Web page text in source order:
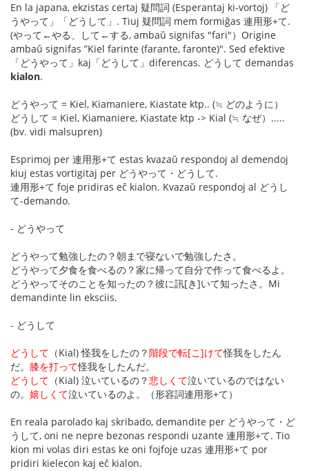
En la japana, ekzistas certaj 疑問詞 (Esperantaj ki-vortoj) 「ど
うやって」「どうして」. Tiuj 疑問詞 mem formiĝas 連用形+て.
(やって←やる、して←する, ambaŭ signifas "fari"）Origine
ambaŭ signifas ”Kiel farinte (farante, faronte)". Sed efektive
「どうやって」kaj「どうして」diferencas. どうして demandas
kialon.
どうやって = Kiel, Kiamaniere, Kiastate ktp.. (≒ どのように）
どうして = Kiel, Kiamaniere, Kiastate ktp -> Kial (≒ なぜ）.....
(bv. vidi malsupren)
Esprimoj per 連用形+て estas kvazaŭ respondoj al demendoj
kiuj estas vortigitaj per どうやって・どうして.
連用形+て foje pridiras eĉ kialon. Kvazaŭ respondoj al どうし
て-demando.
- どうやって
どうやって勉強したの？朝まで寝ないで勉強したさ。
どうやって夕食を食べるの？家に帰って自分で作って食べるよ。
どうやってそのことを知ったの？彼に訊[き]いて知ったさ。Mi
demandinte lin eksciis.
- どうして
どうして （Kial) 怪我をしたの？階段で転[こ]けて怪我をしたん
だ。 膝を打って怪我をしたんだ。
どうして （Kial) 泣いているの？悲しくて泣いているのではない
の。 嬉しくて泣いているのよ。（形容詞連用形+て）
En reala parolado kaj skribado, demandite per どうやって・ど
うして, oni ne nepre bezonas respondi uzante 連用形+て. Tio
kion mi volas diri estas ke oni fojfoje uzas 連用形+て por
pridiri kielecon kaj eĉ kialon.